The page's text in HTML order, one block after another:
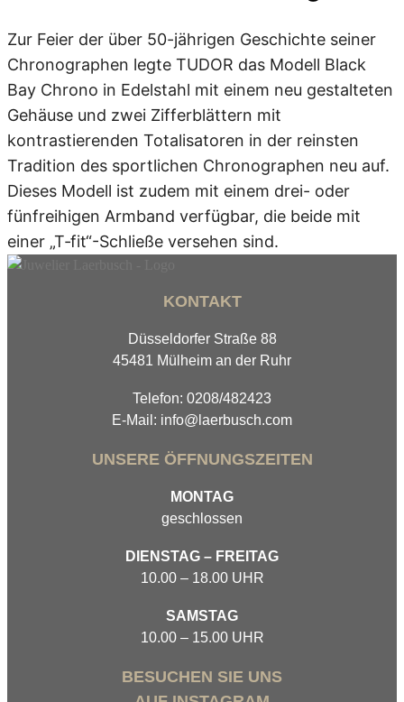
Zur Feier der über 50-jährigen Geschichte seiner
Chronographen legte TUDOR das Modell Black
Bay Chrono in Edelstahl mit einem neu gestalteten
Gehäuse und zwei Zifferblättern mit
kontrastierenden Totalisatoren in der reinsten
Tradition des sportlichen Chronographen neu auf.
Dieses Modell ist zudem mit einem drei- oder
fünfreihigen Armband verfügbar, die beide mit
einer „T‑fit“-Schließe versehen sind.
KONTAKT
Düsseldorfer Straße 88
45481 Mülheim an der Ruhr
Telefon: 0208/482423
E-Mail: info@laerbusch.com
UNSERE ÖFFNUNGSZEITEN
MONTAG
geschlossen
DIENSTAG – FREITAG
10.00 – 18.00 UHR
SAMSTAG
10.00 – 15.00 UHR
BESUCHEN SIE UNS